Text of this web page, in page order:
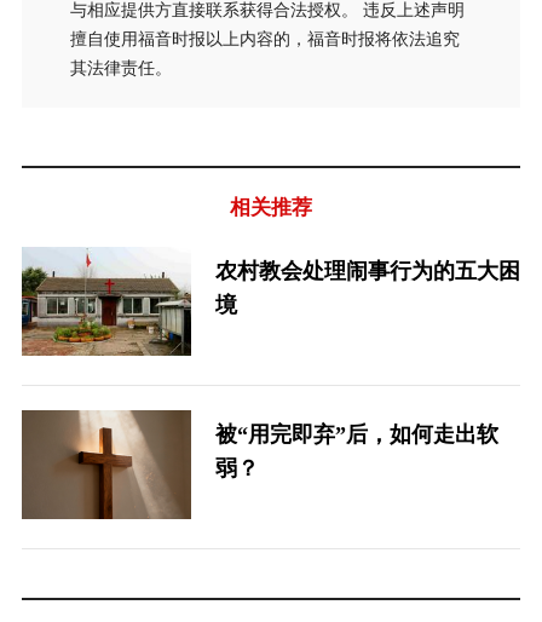
与相应提供方直接联系获得合法授权。 违反上述声明
擅自使用福音时报以上内容的，福音时报将依法追究
其法律责任。
相关推荐
农村教会处理闹事行为的五大困
境
被“用完即弃”后，如何走出软
弱？